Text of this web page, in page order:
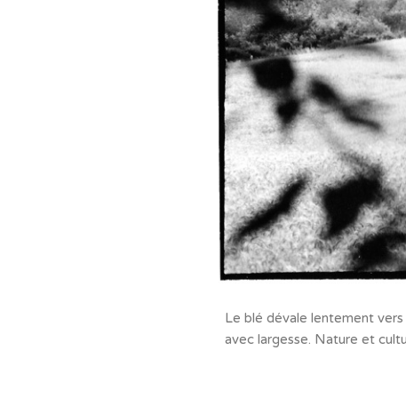
Le blé dévale lentement
avec largesse. Nature et